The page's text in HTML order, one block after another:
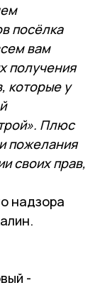
посёлка
вам
получения
которые у
Плюс
пожелания
своих прав,
надзора
-